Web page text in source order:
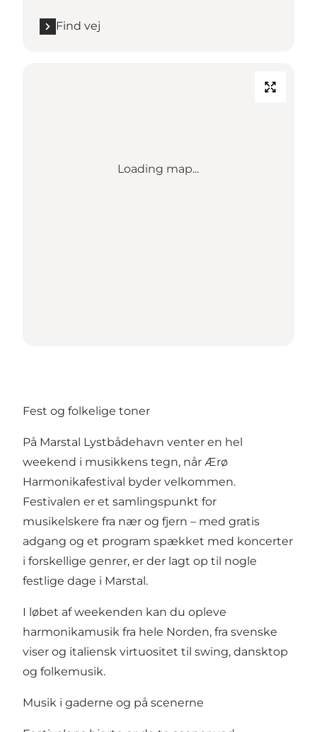
Find vej
Loading map...
Fest og folkelige toner
På Marstal Lystbådehavn venter en hel
weekend i musikkens tegn, når Ærø
Harmonikafestival byder velkommen.
Festivalen er et samlingspunkt for
musikelskere fra nær og fjern – med gratis
adgang og et program spækket med koncerter
i forskellige genrer, er der lagt op til nogle
festlige dage i Marstal.
I løbet af weekenden kan du opleve
harmonikamusik fra hele Norden, fra svenske
viser og italiensk virtuositet til swing, dansktop
og folkemusik.
Musik i gaderne og på scenerne